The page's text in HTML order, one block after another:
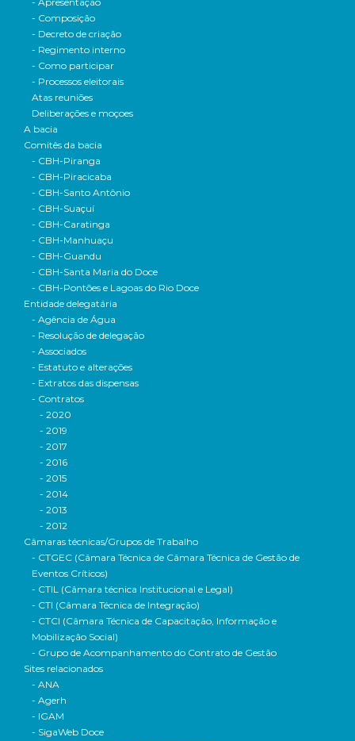
- Composição
- Decreto de criação
- Regimento interno
- Como participar
- Processos eleitorais
Atas reuniões
Deliberações e moçoes
A bacia
Comitês da bacia
- CBH-Piranga
- CBH-Piracicaba
- CBH-Santo Antônio
- CBH-Suaçuí
- CBH-Caratinga
- CBH-Manhuaçu
- CBH-Guandu
- CBH-Santa Maria do Doce
- CBH-Pontões e Lagoas do Rio Doce
Entidade delegatária
- Agência de Água
- Resolução de delegação
- Associados
- Estatuto e alterações
- Extratos das dispensas
- Contratos
- 2020
- 2019
- 2017
- 2016
- 2015
- 2014
- 2013
- 2012
Câmaras técnicas/Grupos de Trabalho
- CTGEC (Câmara Técnica de Câmara Técnica de Gestão de
Eventos Críticos)
- CTIL (Câmara técnica Institucional e Legal)
- CTI (Câmara Técnica de Integração)
- CTCI (Câmara Técnica de Capacitação, Informação e
Mobilização Social)
- Grupo de Acompanhamento do Contrato de Gestão
Sites relacionados
- ANA
- Agerh
- IGAM
- SigaWeb Doce